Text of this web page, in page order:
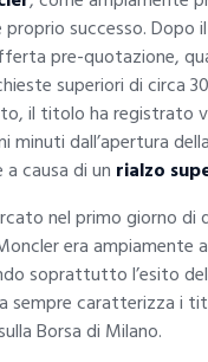
proprio successo. Dopo
pre-quotazione,
superiori di circa
il titolo ha registrato
minuti dall’apertura
causa di un rialzo
nel primo giorno di
era ampiamente
soprattutto l’esito
sempre caratterizza i
Borsa di Milano.